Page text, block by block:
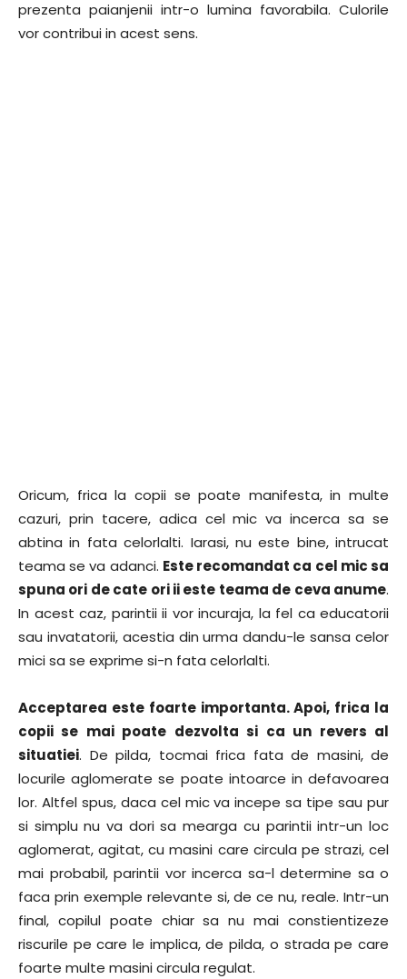
prezenta paianjenii intr-o lumina favorabila. Culorile
vor contribui in acest sens.
Oricum, frica la copii se poate manifesta, in multe
cazuri, prin tacere, adica cel mic va incerca sa se
abtina in fata celorlalti. Iarasi, nu este bine, intrucat
teama se va adanci. Este recomandat ca cel mic sa
spuna ori de cate ori ii este teama de ceva anume.
In acest caz, parintii ii vor incuraja, la fel ca educatorii
sau invatatorii, acestia din urma dandu-le sansa celor
mici sa se exprime si-n fata celorlalti.
Acceptarea este foarte importanta. Apoi, frica la
copii se mai poate dezvolta si ca un revers al
situatiei. De pilda, tocmai frica fata de masini, de
locurile aglomerate se poate intoarce in defavoarea
lor. Altfel spus, daca cel mic va incepe sa tipe sau pur
si simplu nu va dori sa mearga cu parintii intr-un loc
aglomerat, agitat, cu masini care circula pe strazi, cel
mai probabil, parintii vor incerca sa-l determine sa o
faca prin exemple relevante si, de ce nu, reale. Intr-un
final, copilul poate chiar sa nu mai constientizeze
riscurile pe care le implica, de pilda, o strada pe care
foarte multe masini circula regulat.